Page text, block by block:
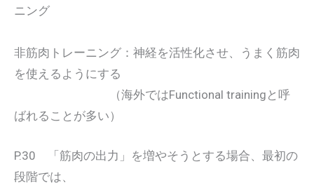
ニング
非筋肉トレーニング：神経を活性化させ、うまく筋肉
を使えるようにする
（海外ではFunctional trainingと呼
ばれることが多い）
P.30 「筋肉の出力」を増やそうとする場合、最初の
段階では、